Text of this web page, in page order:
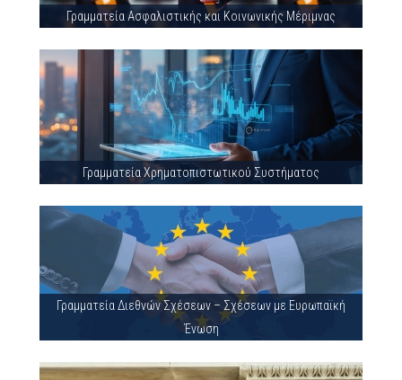
Γραμματεία Ασφαλιστικής και Κοινωνικής Μέριμνας
Γραμματεία Χρηματοπιστωτικού Συστήματος
Γραμματεία Διεθνών Σχέσεων – Σχέσεων με Ευρωπαϊκή
Ένωση